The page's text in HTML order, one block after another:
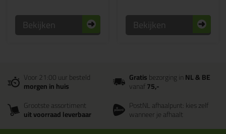
Bekijken Bekijken
Voor 21:00 uur besteld
morgen in huis
Gratisbezorging inNL & BE
vanaf75,-
Grootste assortiment
uit voorraad leverbaar
PostNL afhaalpunt: kies zelf
wanneer je afhaalt